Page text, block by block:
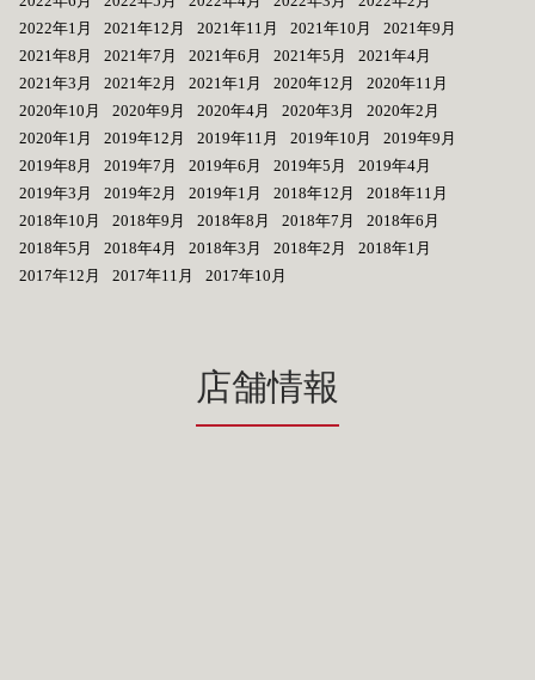
2022年1月
2021年12月 2021年11月 2021年10月
2021年9月
2021年8月
2021年7月 2021年6月 2021年5月
2021年4月
2021年3月
2021年2月 2021年1月 2020年12月
2020年11月
2020年10月
2020年9月 2020年4月 2020年3月
2020年2月
2020年1月
2019年12月 2019年11月 2019年10月
2019年9月
2019年8月
2019年7月 2019年6月 2019年5月
2019年4月
2019年3月
2019年2月 2019年1月 2018年12月
2018年11月
2018年10月
2018年9月 2018年8月 2018年7月
2018年6月
2018年5月
2018年4月 2018年3月 2018年2月
2018年1月
2017年12月
2017年11月 2017年10月
店舗情報